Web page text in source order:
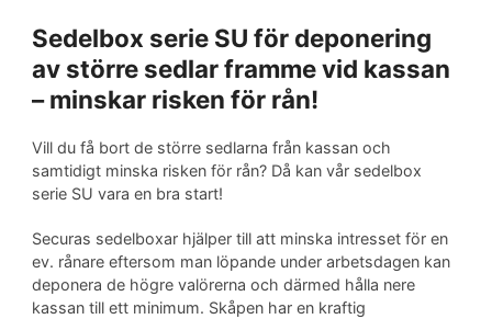
Sedelbox serie SU för deponering
av större sedlar framme vid kassan
– minskar risken för rån!
Vill du få bort de större sedlarna från kassan och
samtidigt minska risken för rån? Då kan vår sedelbox
serie SU vara en bra start!
Securas sedelboxar hjälper till att minska intresset för en
ev. rånare eftersom man löpande under arbetsdagen kan
deponera de högre valörerna och därmed hålla nere
kassan till ett minimum. Skåpen har en kraftig